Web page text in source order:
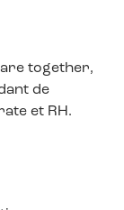
together,
de
et RH.